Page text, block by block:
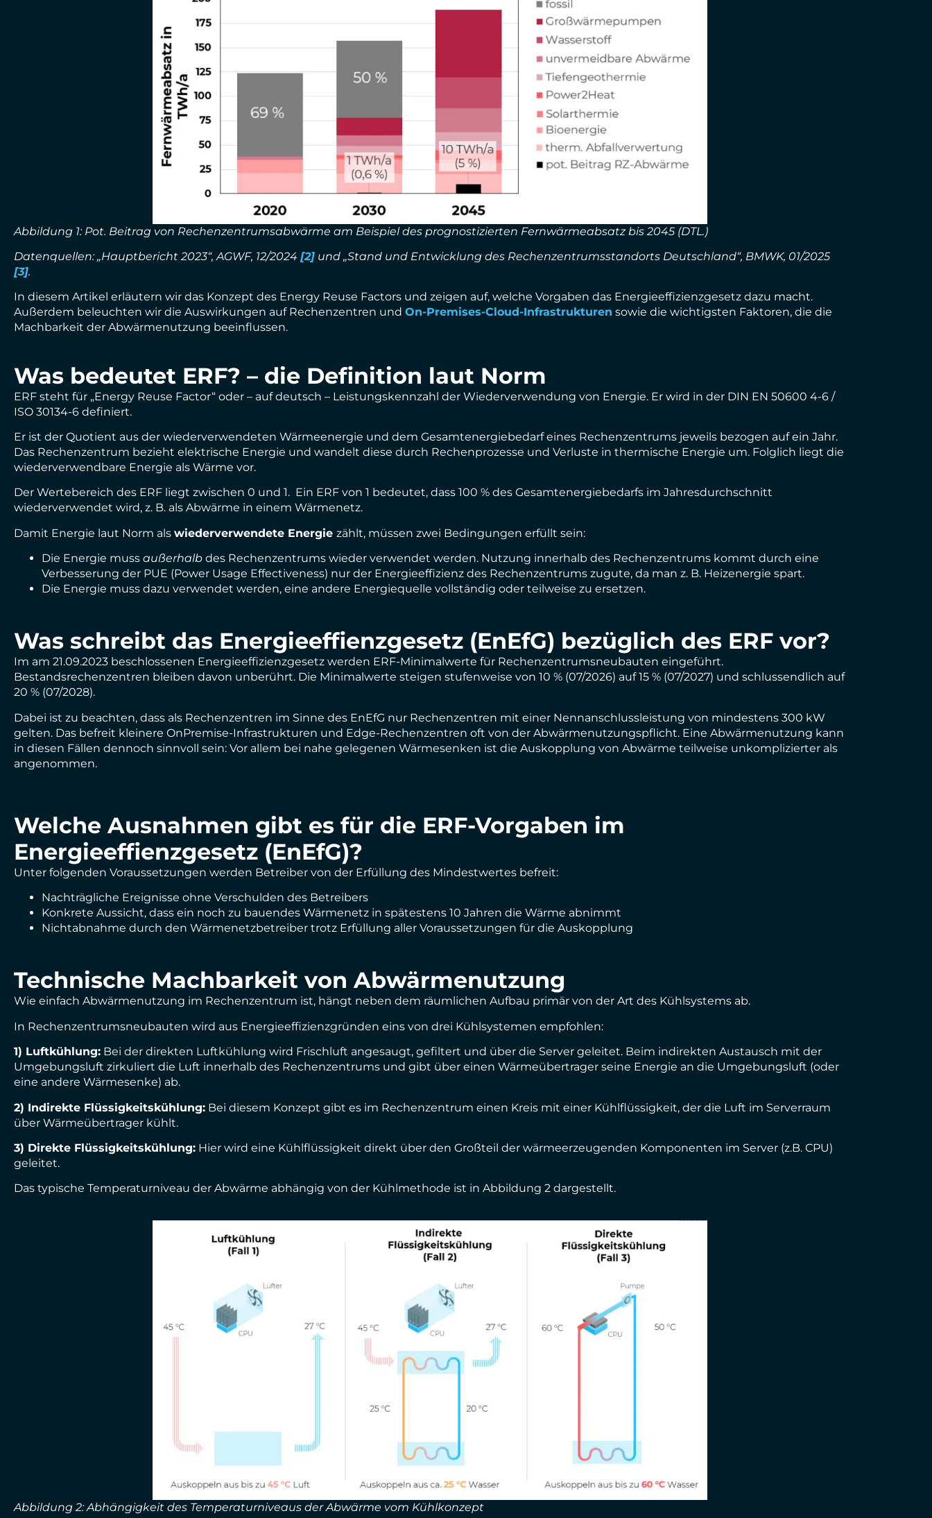
Abbildung 1: Pot. Beitrag von Rechenzentrumsabwärme am Beispiel des prognostizierten Fernwärmeabsatz bis 2045 (DTL.)
Datenquellen: „Hauptbericht 2023“, AGWF, 12/2024 [2] und „Stand und Entwicklung des Rechenzentrumsstandorts Deutschland“, BMWK, 01/2025
[3].
In diesem Artikel erläutern wir das Konzept des Energy Reuse Factors und zeigen auf, welche Vorgaben das Energieeffizienzgesetz dazu macht.
Außerdem beleuchten wir die Auswirkungen auf Rechenzentren und On-Premises-Cloud-Infrastrukturen sowie die wichtigsten Faktoren, die die
Machbarkeit der Abwärmenutzung beeinflussen.
Was bedeutet ERF? – die Definition laut Norm
ERF steht für „Energy Reuse Factor“ oder – auf deutsch – Leistungskennzahl der Wiederverwendung von Energie. Er wird in der DIN EN 50600 4-6 /
ISO 30134-6 definiert.
Er ist der Quotient aus der wiederverwendeten Wärmeenergie und dem Gesamtenergiebedarf eines Rechenzentrums jeweils bezogen auf ein Jahr.
Das Rechenzentrum bezieht elektrische Energie und wandelt diese durch Rechenprozesse und Verluste in thermische Energie um. Folglich liegt die
wiederverwendbare Energie als Wärme vor.
Der Wertebereich des ERF liegt zwischen 0 und 1. Ein ERF von 1 bedeutet, dass 100 % des Gesamtenergiebedarfs im Jahresdurchschnitt
wiederverwendet wird, z. B. als Abwärme in einem Wärmenetz.
Damit Energie laut Norm als wiederverwendete Energie zählt, müssen zwei Bedingungen erfüllt sein:
Die Energie muss außerhalb des Rechenzentrums wieder verwendet werden. Nutzung innerhalb des Rechenzentrums kommt durch eine
Verbesserung der PUE (Power Usage Effectiveness) nur der Energieeffizienz des Rechenzentrums zugute, da man z. B. Heizenergie spart.
Die Energie muss dazu verwendet werden, eine andere Energiequelle vollständig oder teilweise zu ersetzen.
Was schreibt das Energieeffienzgesetz (EnEfG) bezüglich des ERF vor?
Im am 21.09.2023 beschlossenen Energieeffizienzgesetz werden ERF-Minimalwerte für Rechenzentrumsneubauten eingeführt.
Bestandsrechenzentren bleiben davon unberührt. Die Minimalwerte steigen stufenweise von 10 % (07/2026) auf 15 % (07/2027) und schlussendlich auf
20 % (07/2028).
Dabei ist zu beachten, dass als Rechenzentren im Sinne des EnEfG nur Rechenzentren mit einer Nennanschlussleistung von mindestens 300 kW
gelten. Das befreit kleinere OnPremise-Infrastrukturen und Edge-Rechenzentren oft von der Abwärmenutzungspflicht. Eine Abwärmenutzung kann
in diesen Fällen dennoch sinnvoll sein: Vor allem bei nahe gelegenen Wärmesenken ist die Auskopplung von Abwärme teilweise unkomplizierter als
angenommen.
Welche Ausnahmen gibt es für die ERF-Vorgaben im
Energieeffienzgesetz (EnEfG)?
Unter folgenden Voraussetzungen werden Betreiber von der Erfüllung des Mindestwertes befreit:
Nachträgliche Ereignisse ohne Verschulden des Betreibers
Konkrete Aussicht, dass ein noch zu bauendes Wärmenetz in spätestens 10 Jahren die Wärme abnimmt
Nichtabnahme durch den Wärmenetzbetreiber trotz Erfüllung aller Voraussetzungen für die Auskopplung
Technische Machbarkeit von Abwärmenutzung
Wie einfach Abwärmenutzung im Rechenzentrum ist, hängt neben dem räumlichen Aufbau primär von der Art des Kühlsystems ab.
In Rechenzentrumsneubauten wird aus Energieeffizienzgründen eins von drei Kühlsystemen empfohlen:
1) Luftkühlung: Bei der direkten Luftkühlung wird Frischluft angesaugt, gefiltert und über die Server geleitet. Beim indirekten Austausch mit der
Umgebungsluft zirkuliert die Luft innerhalb des Rechenzentrums und gibt über einen Wärmeübertrager seine Energie an die Umgebungsluft (oder
eine andere Wärmesenke) ab.
2) Indirekte Flüssigkeitskühlung: Bei diesem Konzept gibt es im Rechenzentrum einen Kreis mit einer Kühlflüssigkeit, der die Luft im Serverraum
über Wärmeübertrager kühlt.
3) Direkte Flüssigkeitskühlung: Hier wird eine Kühlflüssigkeit direkt über den Großteil der wärmeerzeugenden Komponenten im Server (z.B. CPU)
geleitet.
Das typische Temperaturniveau der Abwärme abhängig von der Kühlmethode ist in Abbildung 2 dargestellt.
Abbildung 2: Abhängigkeit des Temperaturniveaus der Abwärme vom Kühlkonzept